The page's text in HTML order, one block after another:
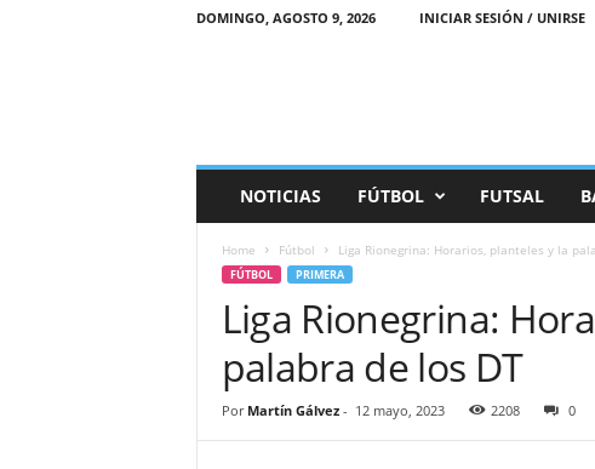
DOMINGO, AGOSTO 9, 2026 INICIAR SESIÓN / UNIRSE
r
NOTICIAS FÚTBOL FUTSAL
Home Fútbol Liga Rionegrina: Horarios, planteles y la
FÚTBOL PRIMERA
Liga Rionegrina:
palabra de los DT
Por Martín Gálvez- 12 mayo, 2023 2208 0